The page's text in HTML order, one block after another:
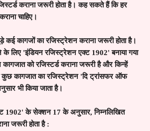
कराना जरूरी होता है। कह सकते हैं कि हर
चाहिए।
कई कागजों का रजिस्ट्रेशन कराना जरूरी होता है।
के लिए 'इंडियन रजिस्ट्रेशन एक्ट 1902' बनाया गया
को रजिस्टर्ड कराना जरूरी है और किन्हें
कुछ कागजात का रजिस्ट्रेशन 'दि ट्रांसफर ऑफ
भी किया जाता है।
1902' के सेक्शन 17 के अनुसार, निम्नलिखित
जरूरी होता है :